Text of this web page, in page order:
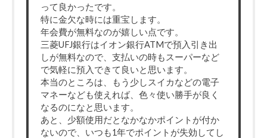
って良かったです。
特に金欠な時には重宝します。
年会費が無料なのが嬉しい点です。
三菱UFJ銀行はイオン銀行ATMで預入引き出
しが無料なので、支払いの時もスーパーなど
で気軽に預入できて良いと思います。
本当のところは、もう少しスイカなどの電子
マネーなども使えれば、色々使い勝手が良く
なるのになと思います。
あと、少額使用だとなかなかポイントが付か
ないので、いつも1年でポイントが失効してし